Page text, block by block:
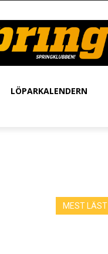
LÖPARKALENDERN
MEST LÄST